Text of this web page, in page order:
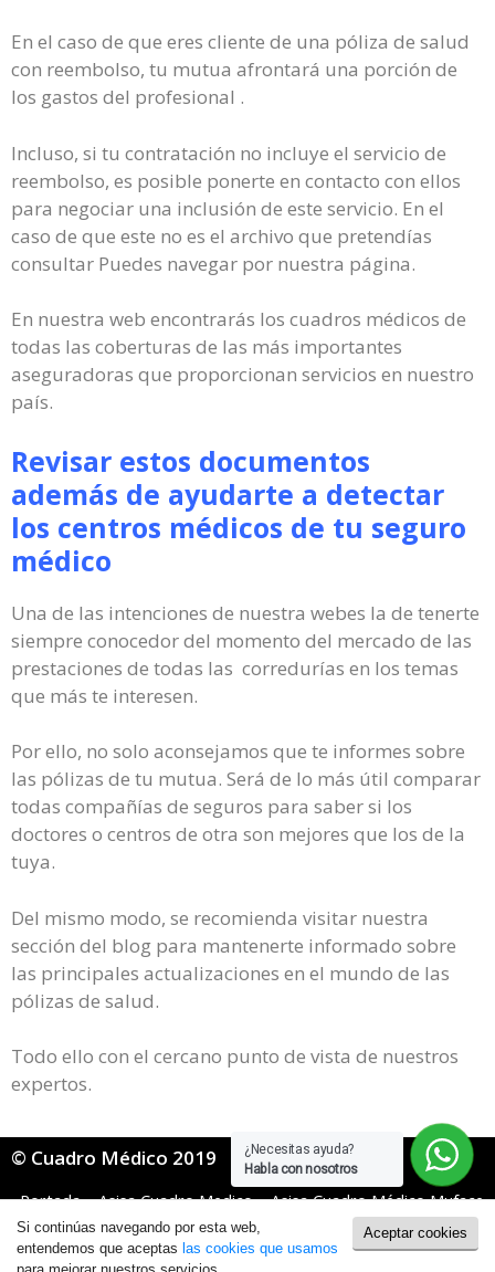
¿Necesitas ayuda?
Habla con nosotros
En el caso de que eres cliente de una póliza de salud
con reembolso, tu mutua afrontará una porción de
los gastos del profesional .
Incluso, si tu contratación no incluye el servicio de
reembolso, es posible ponerte en contacto con ellos
para negociar una inclusión de este servicio. En el
caso de que este no es el archivo que pretendías
consultar Puedes navegar por nuestra página.
En nuestra web encontrarás los cuadros médicos de
todas las coberturas de las más importantes
aseguradoras que proporcionan servicios en nuestro
país.
Revisar estos documentos
además de ayudarte a detectar
los centros médicos de tu seguro
médico
Una de las intenciones de nuestra webes la de tenerte
siempre conocedor del momento del mercado de las
prestaciones de todas las corredurías en los temas
que más te interesen.
Por ello, no solo aconsejamos que te informes sobre
las pólizas de tu mutua. Será de lo más útil comparar
todas compañías de seguros para saber si los
doctores o centros de otra son mejores que los de la
tuya.
Del mismo modo, se recomienda visitar nuestra
sección del blog para mantenerte informado sobre
las principales actualizaciones en el mundo de las
pólizas de salud.
Todo ello con el cercano punto de vista de nuestros
expertos.
© Cuadro Médico 2019
Portada»Asisa Cuadro Medico»Asisa Cuadro Médico Muface
»Asisa Muface Cuadro Medico Granada
Política de Cookies|Política de Privacidad
Aceptar cookies
Si continúas navegando por esta web,
entendemos que aceptas las cookies que usamos